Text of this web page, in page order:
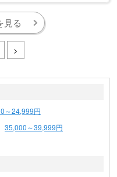
見る
>
～24,999円
35,000～39,999円